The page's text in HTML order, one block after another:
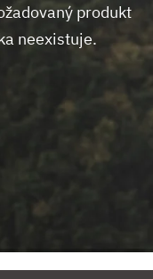
produkt
neexistuje.